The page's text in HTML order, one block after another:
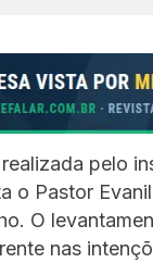
pelo
o Pastor
O
nas